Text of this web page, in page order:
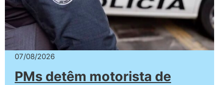
07/08/2026
PMs detêm motorista de